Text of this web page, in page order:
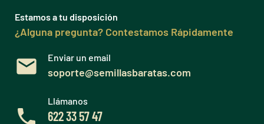
Estamos a tu disposición
¿Alguna pregunta? Contestamos Rápidamente
Enviar un email
soporte@semillasbaratas.com
Llámanos
622 33 57 47